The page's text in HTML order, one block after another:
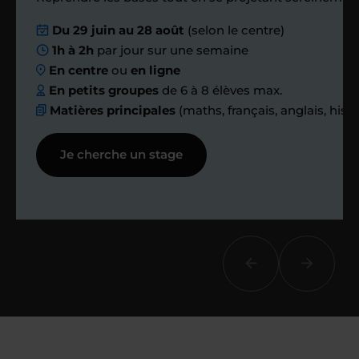
Nous planifions
ensemble des
échanges réguliers
Afin de suivre le travail et les progrès
réalisés, votre enseignant et moi-
même vous proposons des points et
Du 29 juin au 28 août (selon le centre)
1h à 2h par jour sur une semaine
En centre ouen ligne
En petits groupes de 6 à 8 élèves max.
Matières principales (maths, français, anglais,
Je cherche un stage